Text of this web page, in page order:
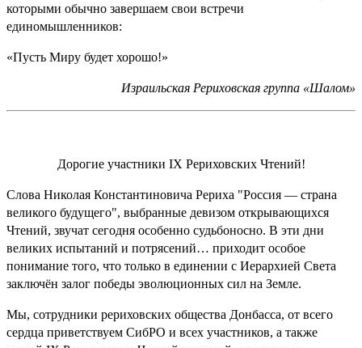
которыми обычно завершаем свои встречи
единомышленников:
«Пусть Миру будет хорошо!»
Израильская Рериховская группа «Шалом»
Дорогие участники IХ Рериховских Чтений!
Слова Николая Константиновича Рериха "Россия — страна
великого будущего", выбранные девизом открывающихся
Чтений, звучат сегодня особенно судьбоносно. В эти дни
великих испытаний и потрясений… приходит особое
понимание того, что только в единении с Иерархией Света
заключён залог победы эволюционных сил на Земле.
Мы, сотрудники рериховских общества Донбасса, от всего
сердца приветствуем СибРО и всех участников, а также